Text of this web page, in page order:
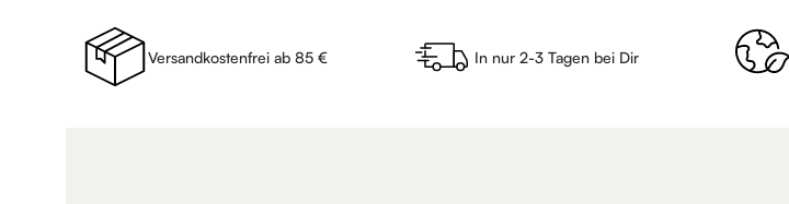
Versandkostenfrei ab 85 € In nur 2-3 Tagen bei Dir